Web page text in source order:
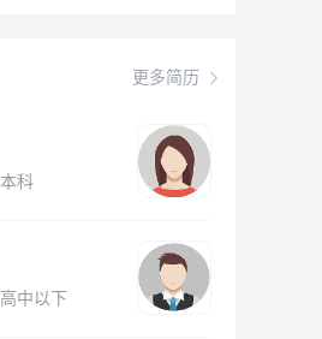
更多简历
本科
高中以下